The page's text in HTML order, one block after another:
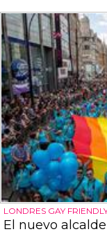
LONDRES GAY
El nuevo